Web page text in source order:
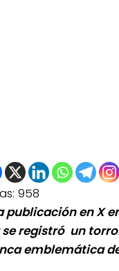
958
publicación en X
se registró un
emblemática